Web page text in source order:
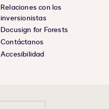
Relaciones con los
inversionistas
Docusign for Forests
Contáctanos
Accesibilidad